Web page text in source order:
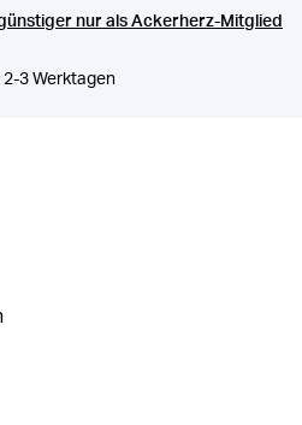
nur als Ackerherz-Mitglied
2-3 Werktagen